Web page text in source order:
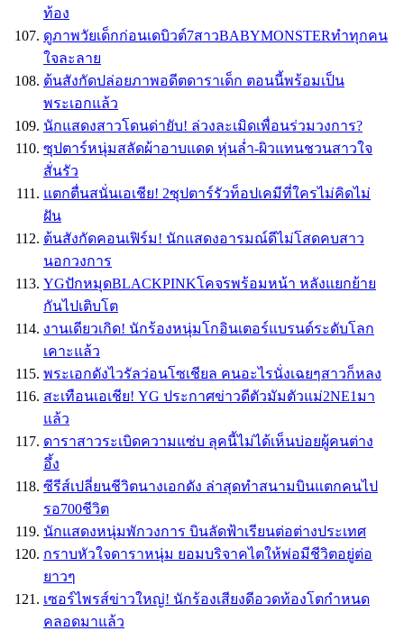
ท้อง
ดูภาพวัยเด็กก่อนเดบิวต์7สาวBABYMONSTERทำทุกคน
ใจละลาย
ต้นสังกัดปล่อยภาพอดีตดาราเด็ก ตอนนี้พร้อมเป็น
พระเอกแล้ว
นักแสดงสาวโดนด่ายับ! ล่วงละเมิดเพื่อนร่วมวงการ?
ซุปตาร์หนุ่มสลัดผ้าอาบแดด หุ่นล่ำ-ผิวแทนชวนสาวใจ
สั่นรัว
แตกตื่นสนั่นเอเชีย! 2ซุปตาร์รัวท็อปเคมีที่ใครไม่คิดไม่
ฝัน
ต้นสังกัดคอนเฟิร์ม! นักแสดงอารมณ์ดีไม่โสดคบสาว
นอกวงการ
YGปักหมุดBLACKPINKโคจรพร้อมหน้า หลังแยกย้าย
กันไปเติบโต
งานเดียวเกิด! นักร้องหนุ่มโกอินเตอร์แบรนด์ระดับโลก
เคาะแล้ว
พระเอกดังไวรัลว่อนโซเชียล คนอะไรนั่งเฉยๆสาวก็หลง
สะเทือนเอเชีย! YG ประกาศข่าวดีตัวมัมตัวแม่2NE1มา
แล้ว
ดาราสาวระเบิดความแซ่บ ลุคนี้ไม่ได้เห็นบ่อยผู้คนต่าง
อึ้ง
ซีรีส์เปลี่ยนชีวิตนางเอกดัง ล่าสุดทำสนามบินแตกคนไป
รอ700ชีวิต
นักแสดงหนุ่มพักวงการ บินลัดฟ้าเรียนต่อต่างประเทศ
กราบหัวใจดาราหนุ่ม ยอมบริจาคไตให้พ่อมีชีวิตอยู่ต่อ
ยาวๆ
เซอร์ไพรส์ข่าวใหญ่! นักร้องเสียงดีอวดท้องโตกำหนด
คลอดมาแล้ว